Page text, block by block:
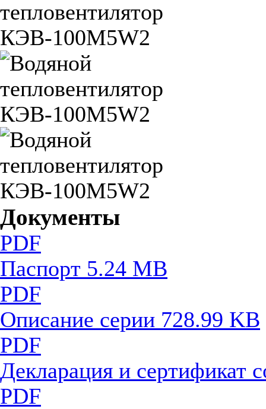
Документы
PDF
Паспорт 5.24 MB
PDF
Описание серии 728.99 KB
PDF
Декларация и сертификат
PDF